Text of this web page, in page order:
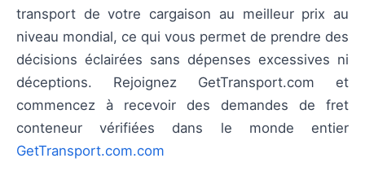
transport de votre cargaison au meilleur prix au
niveau mondial, ce qui vous permet de prendre des
décisions éclairées sans dépenses excessives ni
déceptions. Rejoignez GetTransport.com et
commencez à recevoir des demandes de fret
conteneur vérifiées dans le monde entier
GetTransport.com.com